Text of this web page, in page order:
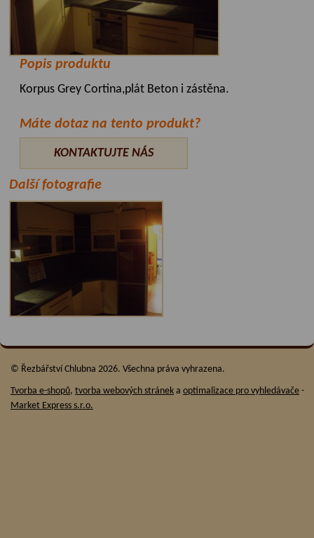
Popis produktu
Korpus Grey Cortina,plát Beton i zástěna.
Máte dotaz na tento produkt?
KONTAKTUJTE NÁS
Další fotografie
© Řezbářství Chlubna 2026. Všechna práva vyhrazena.
Tvorba e-shopů, tvorba webových stránek a optimalizace pro vyhledávače -
Market Express s.r.o.